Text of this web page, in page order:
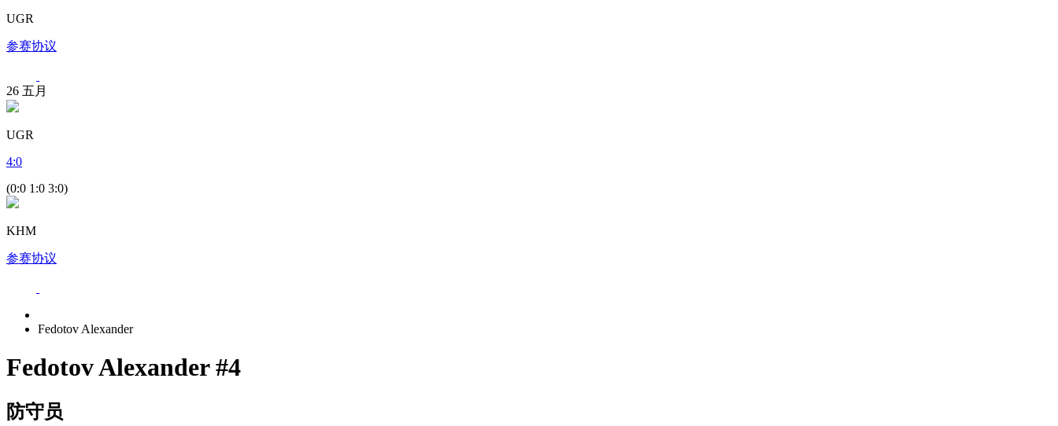
UGR
参赛协议
26 五月
UGR
4:0
(0:0 1:0 3:0)
KHM
参赛协议
Fedotov Alexander
Fedotov Alexander#4
防守员